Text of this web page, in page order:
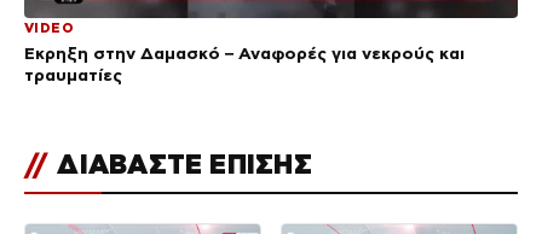
VIDEO
Έκρηξη στην Δαμασκό – Αναφορές για νεκρούς και
τραυματίες
// ΔΙΑΒΑΣΤΕ ΕΠΙΣΗΣ